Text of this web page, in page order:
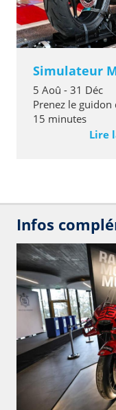
Simulateur
5 Aoû - 31 Déc
Prenez le guidon
15 minutes
Lire
Infos